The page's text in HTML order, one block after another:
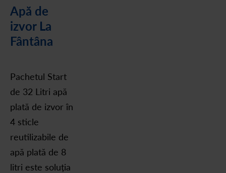
Apă de
izvor La
Fântâna
Pachetul Start
de 32 Litri apă
plată de izvor în
4 sticle
reutilizabile de
apă plată de 8
litri este soluția